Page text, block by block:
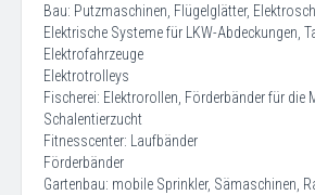
Bau: Putzmaschinen, Flügelglätter,
Elektrische Systeme für LKW-Abdeckungen,
Elektrofahrzeuge
Elektrotrolleys
Fischerei: Elektrorollen, Förderbänder für die
Schalentierzucht
Fitnesscenter: Laufbänder
Förderbänder
Gartenbau: mobile Sprinkler, Sämaschinen,